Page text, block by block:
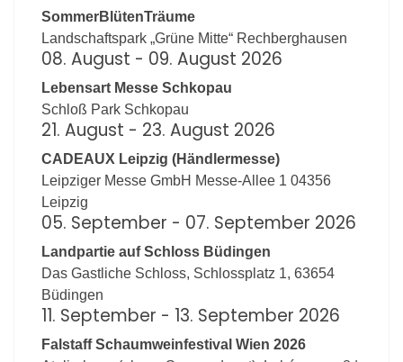
SommerBlütenTräume
Landschaftspark „Grüne Mitte“ Rechberghausen
08. August - 09. August 2026
Lebensart Messe Schkopau
Schloß Park Schkopau
21. August - 23. August 2026
CADEAUX Leipzig (Händlermesse)
Leipziger Messe GmbH Messe-Allee 1 04356
Leipzig
05. September - 07. September 2026
Landpartie auf Schloss Büdingen
Das Gastliche Schloss, Schlossplatz 1, 63654
Büdingen
11. September - 13. September 2026
Falstaff Schaumweinfestival Wien 2026